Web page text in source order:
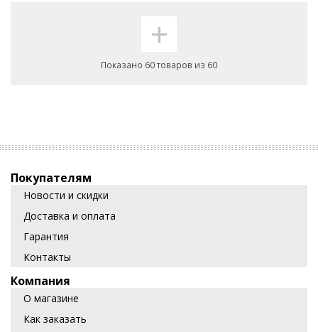
+
Показано 60 товаров из 60
Покупателям
Новости и скидки
Доставка и оплата
Гарантия
Контакты
Компания
О магазине
Как заказать